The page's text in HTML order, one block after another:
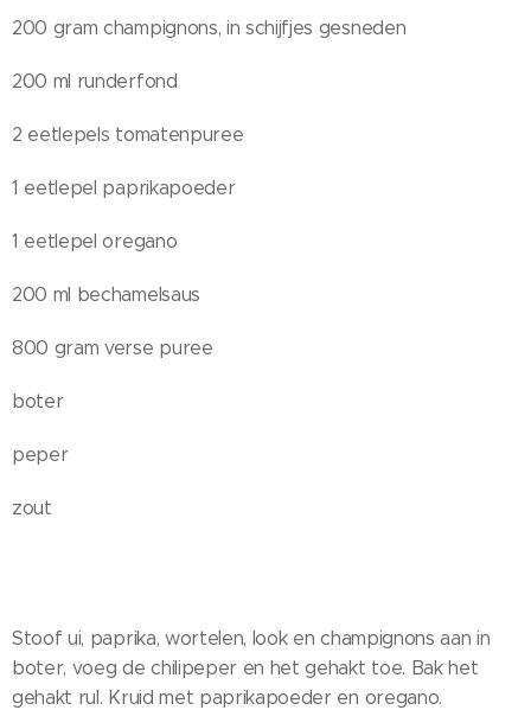
200 gram champignons, in schijfjes gesneden
200 ml runderfond
2 eetlepels tomatenpuree
1 eetlepel paprikapoeder
1 eetlepel oregano
200 ml bechamelsaus
800 gram verse puree
boter
peper
zout
Stoof ui, paprika, wortelen, look en champignons aan in
boter, voeg de chilipeper en het gehakt toe. Bak het
gehakt rul. Kruid met paprikapoeder en oregano.